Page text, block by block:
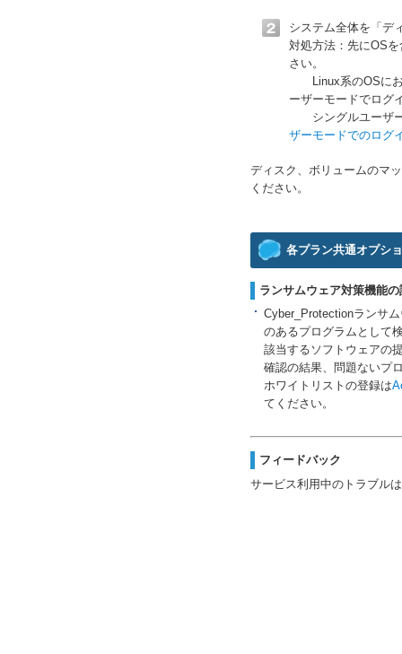
システム全体を「デ
対処方法：先にOS
さい。
Linux系のOSにお
ーザーモードでログ
シングルユーザー
ザーモードでのログ
ディスク、ボリュームのマ
ください。
各プラン共通オプシ
ランサムウェア対策機能
Cyber_Protectionランサ
のあるプログラムとして
該当するソフトウェアの
確認の結果、問題ないプ
ホワイトリストの登録は
てください。
フィードバック
サービス利用中のトラブル